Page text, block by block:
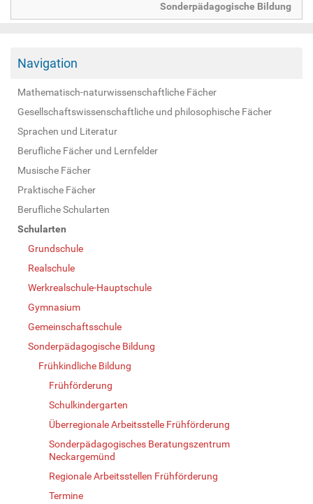
Sonderpädagogische Bildung
Navigation
Mathematisch-naturwissenschaftliche Fächer
Gesellschaftswissenschaftliche und philosophische Fächer
Sprachen und Literatur
Berufliche Fächer und Lernfelder
Musische Fächer
Praktische Fächer
Berufliche Schularten
Schularten
Grundschule
Realschule
Werkrealschule-Hauptschule
Gymnasium
Gemeinschaftsschule
Sonderpädagogische Bildung
Frühkindliche Bildung
Frühförderung
Schulkindergarten
Überregionale Arbeitsstelle Frühförderung
Sonderpädagogisches Beratungszentrum
Neckargemünd
Regionale Arbeitsstellen Frühförderung
Termine